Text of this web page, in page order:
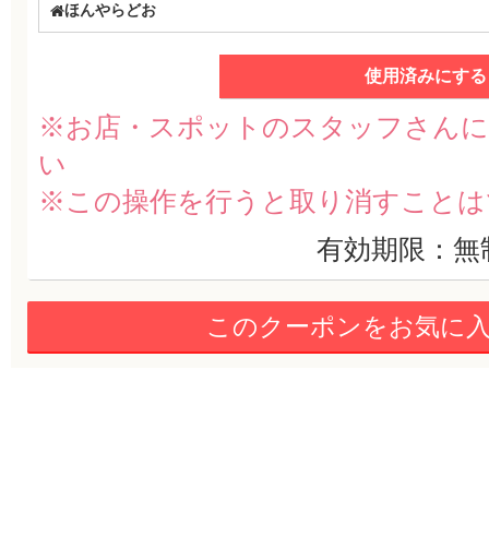
ほんやらどお
使用済みにする
※お店・スポットのスタッフさん
い
※この操作を行うと取り消すこと
有効期限：無
このクーポンをお気に